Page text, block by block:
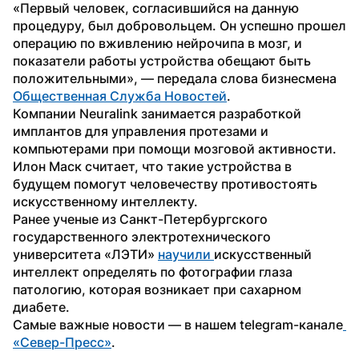
«Первый человек, согласившийся на данную
процедуру, был добровольцем. Он успешно прошел
операцию по вживлению нейрочипа в мозг, и
показатели работы устройства обещают быть
Общественная Служба Новостей.
Компании Neuralink занимается разработкой
имплантов для управления протезами и
компьютерами при помощи мозговой активности.
Илон Маск считает, что такие устройства в
будущем помогут человечеству противостоять
искусственному интеллекту.
Ранее ученые из Санкт-Петербургского
государственного электротехнического
университета «ЛЭТИ» научили искусственный
интеллект определять по фотографии глаза
патологию, которая возникает при сахарном
диабете.
Самые важные новости — в нашем telegram-канале
«Север-Пресс».